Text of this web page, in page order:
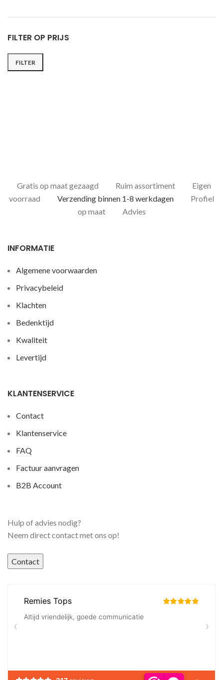
FILTER OP PRIJS
Min.
Max.
FILTER
Gratis op maat gezaagd Ruim assortiment
Eigen
voorraad
Verzending binnen 1-8 werkdagen
Profiel
op maat
Advies
INFORMATIE
Algemene voorwaarden
Privacybeleid
Klachten
Bedenktijd
Kwaliteit
Levertijd
KLANTENSERVICE
Contact
Klantenservice
FAQ
Factuur aanvragen
B2B Account
Hulp of advies nodig?
Neem direct contact met ons op!
Contact